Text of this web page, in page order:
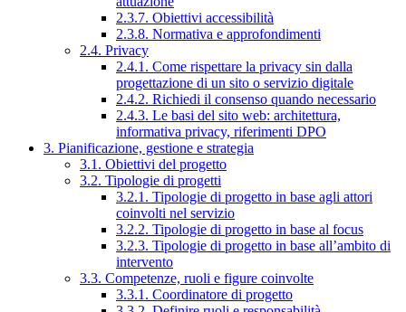
2.3.7. Obiettivi accessibilità
2.3.8. Normativa e approfondimenti
2.4. Privacy
2.4.1. Come rispettare la privacy sin dalla
progettazione di un sito o servizio digitale
2.4.2. Richiedi il consenso quando necessario
2.4.3. Le basi del sito web: architettura,
informativa privacy, riferimenti DPO
3. Pianificazione, gestione e strategia
3.1. Obiettivi del progetto
3.2. Tipologie di progetti
3.2.1. Tipologie di progetto in base agli attori
coinvolti nel servizio
3.2.2. Tipologie di progetto in base al focus
3.2.3. Tipologie di progetto in base all’ambito di
intervento
3.3. Competenze, ruoli e figure coinvolte
3.3.1. Coordinatore di progetto